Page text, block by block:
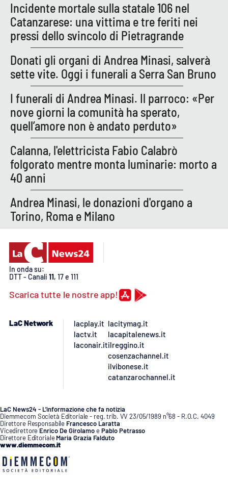
Incidente mortale sulla statale 106 nel
Catanzarese: una vittima e tre feriti nei
pressi dello svincolo di Pietragrande
Donati gli organi di Andrea Minasi, salverà
sette vite. Oggi i funerali a Serra San Bruno
I funerali di Andrea Minasi. Il parroco: «Per
nove giorni la comunità ha sperato,
quell’amore non è andato perduto»
Calanna, l'elettricista Fabio Calabrò
folgorato mentre monta luminarie: morto a
40 anni
Andrea Minasi, le donazioni d'organo a
Torino, Roma e Milano
In onda su:
DTT - Canali 11, 17 e 111
Scarica tutte le nostre app!
LaC Network
lacplay.it
lactv.it
laconair.it
lacitymag.it
lacapitalenews.it
ilreggino.it
cosenzachannel.it
ilvibonese.it
catanzarochannel.it
LaC News24 - L’informazione che fa notizia
Diemmecom Società Editoriale - reg. trib. VV 23/05/1989 n°68 - R.O.C. 4049
Direttore Responsabile Francesco Laratta
Vicedirettore Enrico De GirolamoePablo Petrasso
Direttore Editoriale Maria Grazia Falduto
www.diemmecom.it